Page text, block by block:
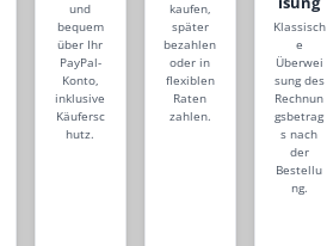
und
bequem
über Ihr
PayPal-
Konto,
inklusive
Käufersc
hutz.
kaufen,
später
bezahlen
oder in
flexiblen
Raten
zahlen.
Klassisch
e
Überwei
sung des
Rechnun
gsbetrag
s nach
der
Bestellu
ng.